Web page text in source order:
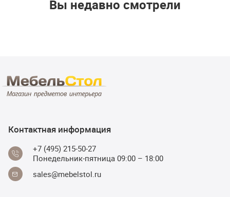
Вы недавно смотрели
Контактная информация
+7 (495) 215-50-27
Понедельник-пятница 09:00 – 18:00
sales@mebelstol.ru